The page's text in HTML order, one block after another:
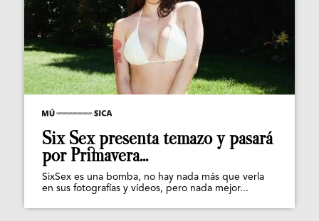
Six Sex presenta temazo y pasará
por Primavera...
SixSex es una bomba, no hay nada más que verla
en sus fotografías y vídeos, pero nada mejor...